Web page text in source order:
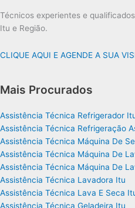
Técnicos experientes e
Itu e Região.
CLIQUE AQUI E AGENDE A SUA
Mais Procurados
Assistência Técnica Refrigerador
Assistência Técnica Refrigeração
Assistência Técnica Máquina De
Assistência Técnica Máquina De
Assistência Técnica Máquina De
Assistência Técnica Lavadora Itu
Assistência Técnica Lava E Seca
Assistência Técnica Geladeira Itu